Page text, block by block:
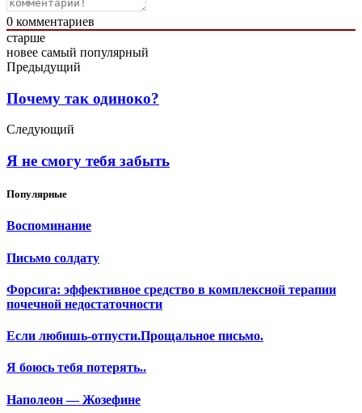
0 комментариев
старше
новее самый популярный
Предыдущий
Почему так одиноко?
Следующий
Я не смогу тебя забыть
Популярные
Воспоминание
Письмо солдату
Форсига: эффективное средство в комплексной терапии
почечной недостаточности
Если любишь-отпусти.Прощальное письмо.
Я боюсь тебя потерять..
Наполеон — Жозефине